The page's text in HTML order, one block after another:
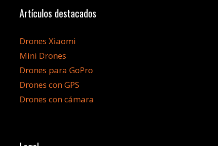
Artículos destacados
Drones Xiaomi
Mini Drones
Drones para GoPro
Drones con GPS
Drones con cámara